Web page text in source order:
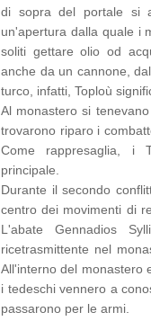
di sopra del portale si
un'apertura dalla quale i
soliti gettare olio od
anche da un cannone,
turco, infatti, Toploù
Al monastero si
trovarono riparo i
Come rappresaglia, i
principale.
Durante il secondo
centro dei movimenti di
L'abate Gennadios
ricetrasmittente nel
All'interno del monastero
i tedeschi vennero a
passarono per le armi.